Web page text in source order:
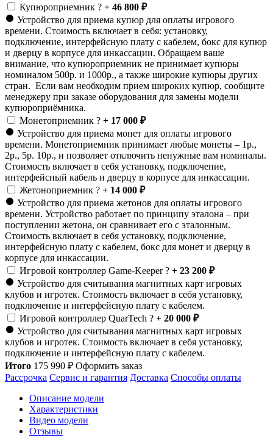
Купюроприемник ? + 46 800 ₽
Устройство для приема купюр для оплаты игрового
времени. Стоимость включает в себя: установку,
подключение, интерфейсную плату с кабелем, бокс для купюр
и дверцу в корпусе для инкассации. Обращаем ваше
внимание, что купюроприемник не принимает купюры
номиналом 500р. и 1000р., а также широкие купюры других
стран. Если вам необходим прием широких купюр, сообщите
менеджеру при заказе оборудования для замены модели
купюроприёмника.
Монетоприемник ? + 17 000 ₽
Устройство для приема монет для оплаты игрового
времени. Монетоприемник принимает любые монеты – 1р.,
2р., 5р. 10р., и позволяет отключить ненужные вам номиналы.
Стоимость включает в себя установку, подключение,
интерфейсный кабель и дверцу в корпусе для инкассации.
Жетоноприемник ? + 14 000 ₽
Устройство для приема жетонов для оплаты игрового
времени. Устройство работает по принципу эталона – при
поступлении жетона, он сравнивает его с эталонным.
Стоимость включает в себя установку, подключение,
интерфейсную плату с кабелем, бокс для монет и дверцу в
корпусе для инкассации.
Игровой контроллер Game-Keeper? + 23 200 ₽
Устройство для считывания магнитных карт игровых
клубов и игротек. Стоимость включает в себя установку,
подключение и интерфейсную плату с кабелем.
Игровой контроллер QuarTech ? + 20 000 ₽
Устройство для считывания магнитных карт игровых
клубов и игротек. Стоимость включает в себя установку,
подключение и интерфейсную плату с кабелем.
Итого 175 990 ₽ Оформить заказ
Рассрочка Сервис и гарантия Доставка Способы оплаты
Описание модели
Характеристики
Видео модели
Отзывы